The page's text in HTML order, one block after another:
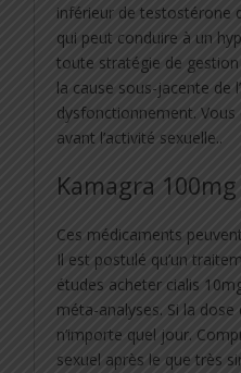
inférieur de testostérone
qui peut conduire à un
toute stratégie de
la cause sous-jacente de
dysfonctionnement.
avant l’activité sexuelle..
Kamagra 100mg
Ces médicaments
Il est postulé qu’un
études acheter cialis
méta-analyses. Si la
n’importe quel jour.
sexuel après le que très